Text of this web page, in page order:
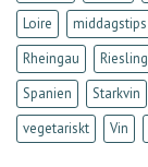
Loire
middagstips
Rheingau
Riesling
Spanien
Starkvin
vegetariskt
Vin